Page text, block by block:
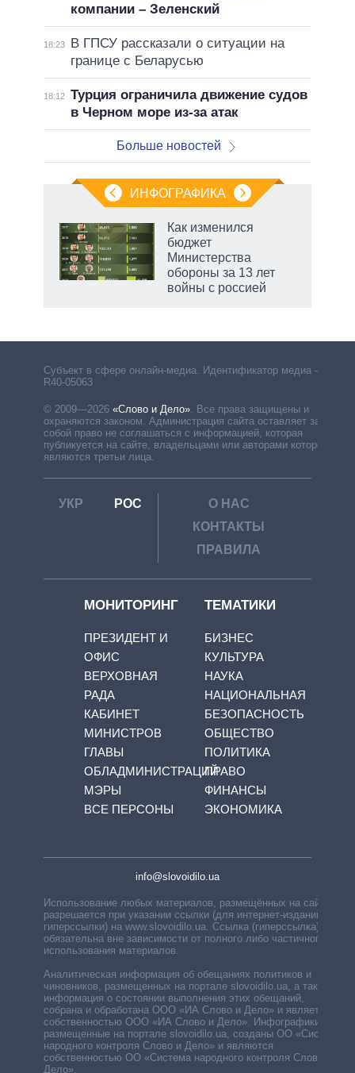
компании – Зеленский
18:23
В ГПСУ рассказали о ситуации на
границе с Беларусью
18:12 Турция ограничила движение судов
в Черном море из-за атак
Больше новостей
ИНФОГРАФИКА
Как изменился
бюджет
Министерства
обороны за 13 лет
войны с россией
Субъект в сфере онлайн-медиа. Идентификатор медиа –
R40-05063
© 2009—2026 «Слово и Дело»
Все права защищены и
охраняются законом. Администрация сайта оставляет за
собой право не соглашаться с информацией, которая
публикуется на сайте, владельцами или авторами которой
являются третьи лица.
УКР РОС
О НАС
КОНТАКТЫ
ПРАВИЛА
МОНИТОРИНГ
ПРЕЗИДЕНТ И
ОФИС
ВЕРХОВНАЯ
РАДА
КАБИНЕТ
МИНИСТРОВ
ГЛАВЫ
ОБЛАДМИНИСТРАЦИЙ
МЭРЫ
ВСЕ ПЕРСОНЫ
ТЕМАТИКИ
БИЗНЕС
КУЛЬТУРА
НАУКА
НАЦИОНАЛЬНАЯ
БЕЗОПАСНОСТЬ
ОБЩЕСТВО
ПОЛИТИКА
ПРАВО
ФИНАНСЫ
ЭКОНОМИКА
info@slovoidilo.ua
Использование любых материалов, размещённых на сайте,
разрешается при указании ссылки (для интернет-изданий —
гиперссылки) на www.slovoidilo.ua. Ссылка (гиперссылка)
обязательна вне зависимости от полного либо частичного
использования материалов.
Аналитическая информация об обещаниях политиков и
чиновников, размещенных на портале slovoidilo.ua, а также
информация о состоянии выполнения этих обещаний,
собрана и обработана ООО «ИА Слово и Дело» и является
собственностью ООО «ИА Слово и Дело». Инфографики,
размещенные на портале slovoidilo.ua, созданы ОО «Система
народного контроля Слово и Дело» и являются
собственностью ОО «Система народного контроля Слово и
Дело».